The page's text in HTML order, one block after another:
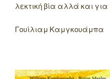
λεκτική βία αλλά και για
Γουίλιαμ Καμγκουάμπα